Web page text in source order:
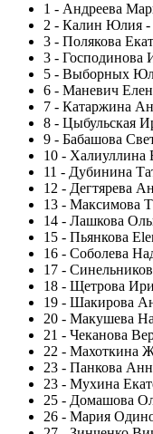
1 - Андреева
2 - Калин Юлия -
3 - Полякова
3 - Господинова
5 - Выборных
6 - Маневич
7 - Катаржина
8 - Цыбульская
9 - Бабашова
10 - Халиуллина
11 - Дубинина
12 - Дегтярева
13 - Максимова
14 - Лашкова
15 - Пьянкова
16 - Соболева
17 -
18 - Щетрова
19 - Шакирова
20 - Макушева
21 - Чеканова
22 - Махоткина
23 - Панкова
23 - Мухина
25 - Домашова
26 - Мария